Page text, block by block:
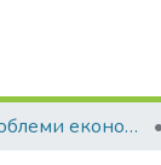
Сучасні проблеми економіки і підприємництво: збірник наукових праць, Вип. 5 (частина ІІІ)